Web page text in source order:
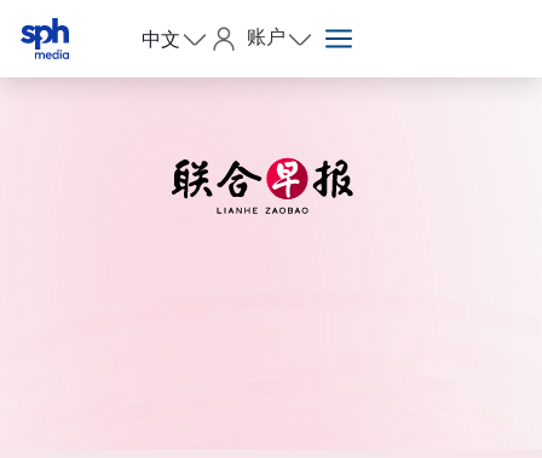
中文 账户